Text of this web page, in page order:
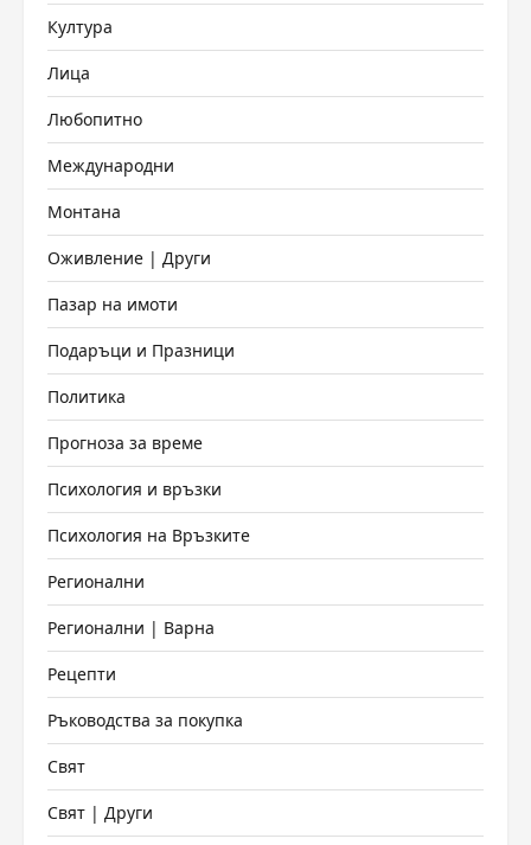
Култура
Лица
Любопитно
Международни
Монтана
Оживление | Други
Пазар на имоти
Подаръци и Празници
Политика
Прогноза за време
Психология и връзки
Психология на Връзките
Регионални
Регионални | Варна
Рецепти
Ръководства за покупка
Свят
Свят | Други